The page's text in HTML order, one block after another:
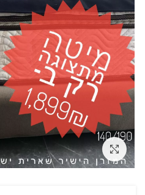
לחץ להגדלה